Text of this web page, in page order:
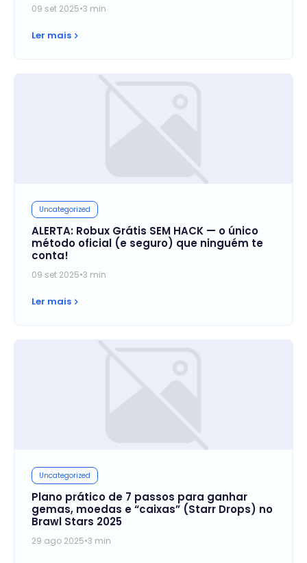
09 set 2025•3 min
Ler mais
Uncategorized
ALERTA: Robux Grátis SEM HACK — o único
método oficial (e seguro) que ninguém te
conta!
09 set 2025•3 min
Ler mais
Uncategorized
Plano prático de 7 passos para ganhar
gemas, moedas e “caixas” (Starr Drops) no
Brawl Stars 2025
29 ago 2025•3 min